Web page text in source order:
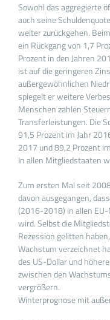
Sowohl das aggregierte
auch seine
weiter zurückgehen.
ein Rückgang von 1,7
Prozent in den Jahren
ist auf die geringeren
außergewöhnlichen
spiegelt er weitere
Menschen zahlen
Transferleistungen. Die
91,5 Prozent im Jahr
2017 und 89,2 Prozent
In allen Mitgliedstaaten
Zum ersten Mal seit
davon ausgegangen,
(2016-2018) in allen
wird. Selbst die
Rezession gelitten
Wachstum verzeichnet
des US-Dollar und
zwischen den
vergrößern.
Winterprognose mit